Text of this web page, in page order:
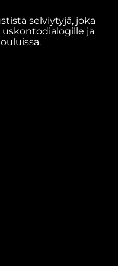
selviytyjä, joka
ja